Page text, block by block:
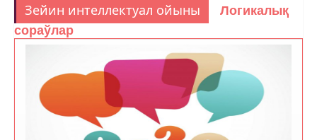
Зейин интеллектуал ойыны
Логикалық
сораўлар